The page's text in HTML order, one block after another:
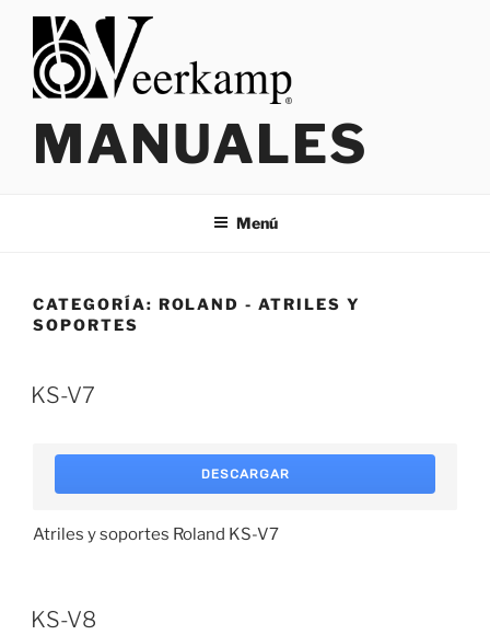
Saltar
contenido
MANUALES
Menú
CATEGORÍA: ROLAND - ATRILES Y
SOPORTES
KS-V7
DESCARGAR
Atriles y soportes Roland KS-V7
KS-V8